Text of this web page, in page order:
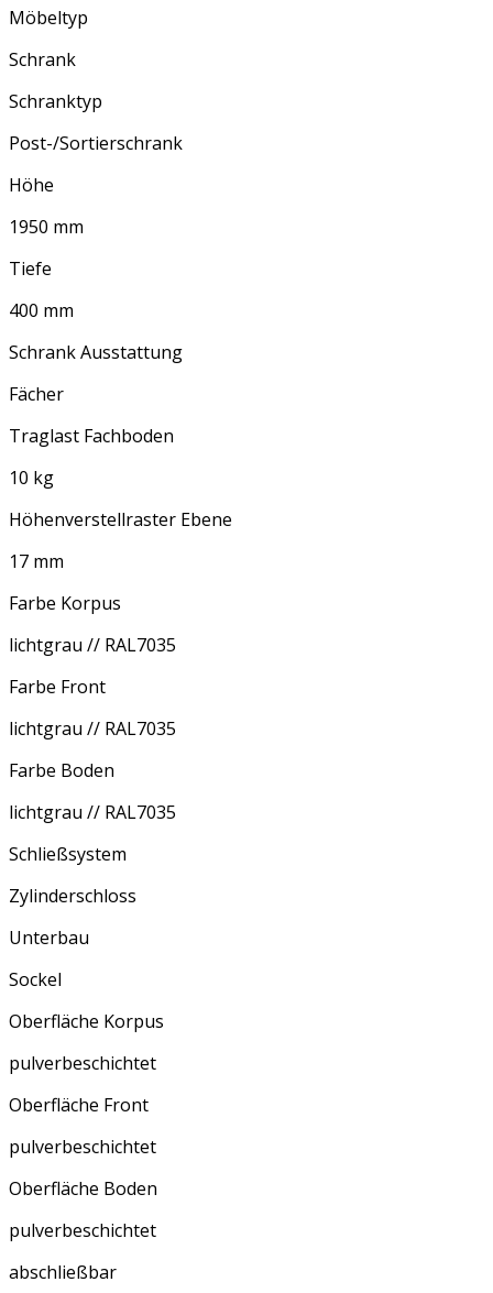
Möbeltyp
Schrank
Schranktyp
Post-/Sortierschrank
Höhe
1950 mm
Tiefe
400 mm
Schrank Ausstattung
Fächer
Traglast Fachboden
10 kg
Höhenverstellraster Ebene
17 mm
Farbe Korpus
lichtgrau // RAL7035
Farbe Front
lichtgrau // RAL7035
Farbe Boden
lichtgrau // RAL7035
Schließsystem
Zylinderschloss
Unterbau
Sockel
Oberfläche Korpus
pulverbeschichtet
Oberfläche Front
pulverbeschichtet
Oberfläche Boden
pulverbeschichtet
abschließbar